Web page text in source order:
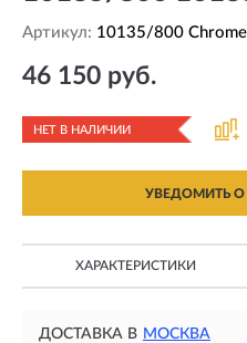
Артикул: 10135/800 Chrome
46 150 руб.
НЕТ В НАЛИЧИИ
УВЕДОМИТЬ
ХАРАКТЕРИСТИКИ
ДОСТАВКА В МОСКВА